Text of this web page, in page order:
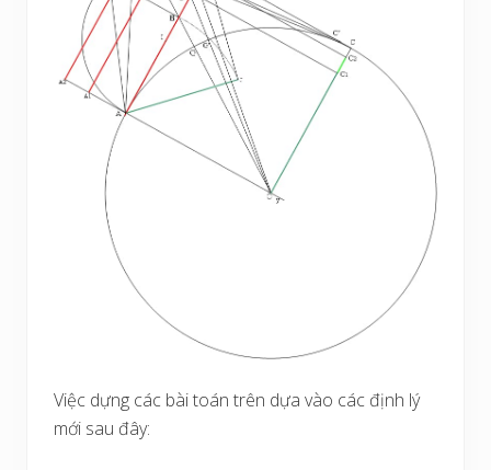
Việc dựng các bài toán trên dựa vào các định lý
mới sau đây: